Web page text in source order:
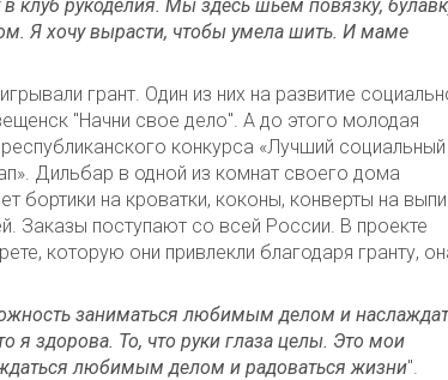
клуб рукоделия. Мы здесь шьем повязку,
Я хочу вырасти, чтобы умела шить. И маме
грант. Один из них на развитие
"Начни свое дело". А до этого молодая
конкурса «Лучший социальный
Дильбар в одной из комнат своего дома
бортики на кроватки, коконы, конверты на
Заказы поступают со всей России. В проекте
которую они привлекли благодаря гранту,
заниматься любимым делом и
я здорова. То, что руки глаза целы. Это мои
любимым делом и радоваться жизни".